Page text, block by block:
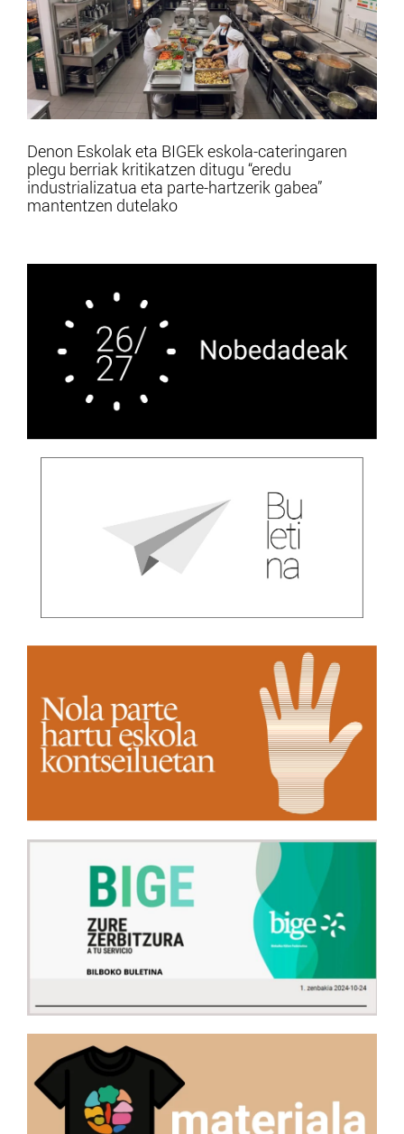
Denon Eskolak eta BIGEk eskola-cateringaren
plegu berriak kritikatzen ditugu “eredu
industrializatua eta parte-hartzerik gabea”
mantentzen dutelako